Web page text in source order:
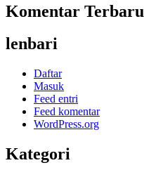
Komentar Terbaru
lenbari
Daftar
Masuk
Feed entri
Feed komentar
WordPress.org
Kategori